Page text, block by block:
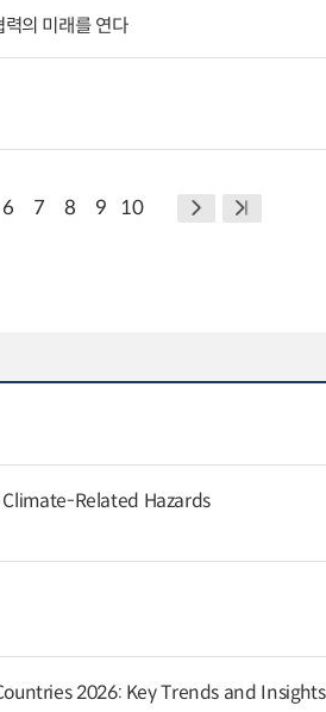
력의 미래를 연다
6 7 8 9 10
Related Hazards
2026: Key Trends and Insights